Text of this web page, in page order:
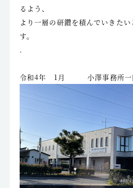
るよう、
より一層の研鑽を積んでいきたい
す。
.
令和4年 1月 小澤事務所一